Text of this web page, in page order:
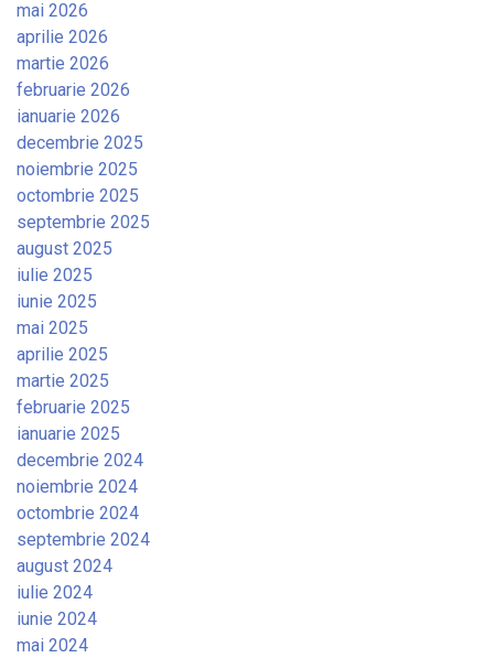
mai 2026
aprilie 2026
martie 2026
februarie 2026
ianuarie 2026
decembrie 2025
noiembrie 2025
octombrie 2025
septembrie 2025
august 2025
iulie 2025
iunie 2025
mai 2025
aprilie 2025
martie 2025
februarie 2025
ianuarie 2025
decembrie 2024
noiembrie 2024
octombrie 2024
septembrie 2024
august 2024
iulie 2024
iunie 2024
mai 2024